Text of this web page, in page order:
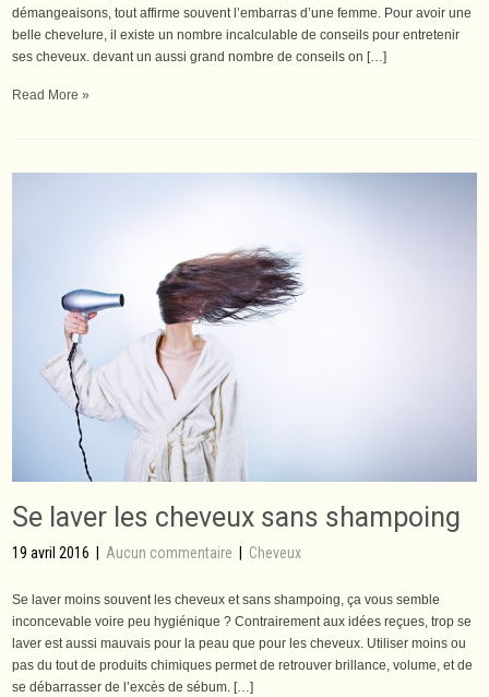
démangeaisons, tout affirme souvent l’embarras d’une femme. Pour avoir une
belle chevelure, il existe un nombre incalculable de conseils pour entretenir
ses cheveux. devant un aussi grand nombre de conseils on […]
Read More »
Se laver les cheveux sans shampoing
19 avril 2016 |Aucun commentaire Cheveux
Se laver moins souvent les cheveux et sans shampoing, ça vous semble
inconcevable voire peu hygiénique ? Contrairement aux idées reçues, trop se
laver est aussi mauvais pour la peau que pour les cheveux. Utiliser moins ou
pas du tout de produits chimiques permet de retrouver brillance, volume, et de
se débarrasser de l’excès de sébum. […]